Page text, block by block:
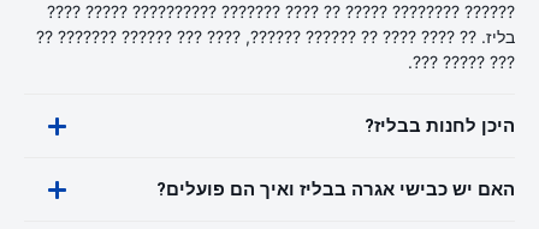
?????? ???????? ????? ?? ???? ??????? ?????????? ????? ????
בליז. ?? ???? ???? ?? ?????? ??????, ???? ??? ?????? ??????? ??
??? ????? ???.
היכן לחנות בבליז?
האם יש כבישי אגרה בבליז ואיך הם פועלים?